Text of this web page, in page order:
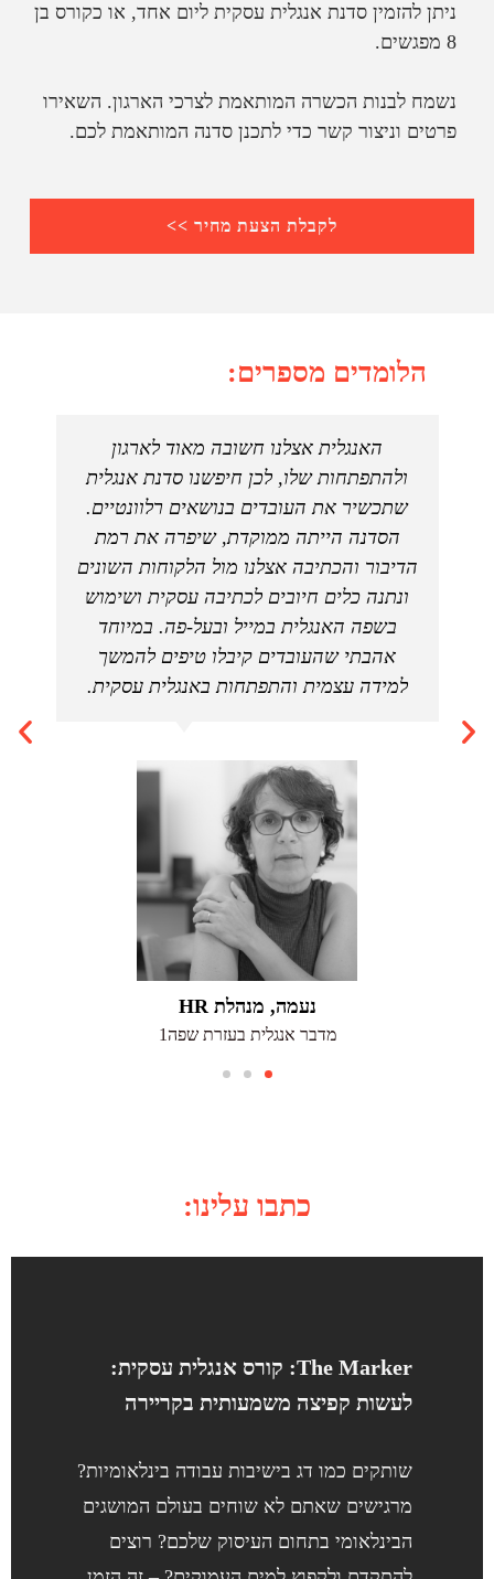
ניתן להזמין סדנת אנגלית עסקית ליום אחד, או כקורס בן
8 מפגשים.
נשמח לבנות הכשרה המותאמת לצרכי הארגון. השאירו
פרטים וניצור קשר כדי לתכנן סדנה המותאמת לכם.
לקבלת הצעת מחיר >>
הלומדים מספרים:
האנגלית אצלנו חשובה מאוד לארגון
ולהתפתחות שלו, לכן חיפשנו סדנת אנגלית
שתכשיר את העובדים בנושאים רלוונטיים.
הסדנה הייתה ממוקדת, שיפרה את רמת
הדיבור והכתיבה אצלנו מול הלקוחות השונים
ונתנה כלים חיובים לכתיבה עסקית ושימוש
בשפה האנגלית במייל ובעל-פה. במיוחד
אהבתי שהעובדים קיבלו טיפים להמשך
למידה עצמית והתפתחות באנגלית עסקית.
נעמה, מנהלת HR
מדבר אנגלית בעזרת שפה1
כתבו עלינו:
The Marker: קורס אנגלית עסקית:
לעשות קפיצה משמעותית בקריירה
שותקים כמו דג בישיבות עבודה בינלאומיות?
מרגישים שאתם לא שוחים בעולם המושגים
הבינלאומי בתחום העיסוק שלכם? רוצים